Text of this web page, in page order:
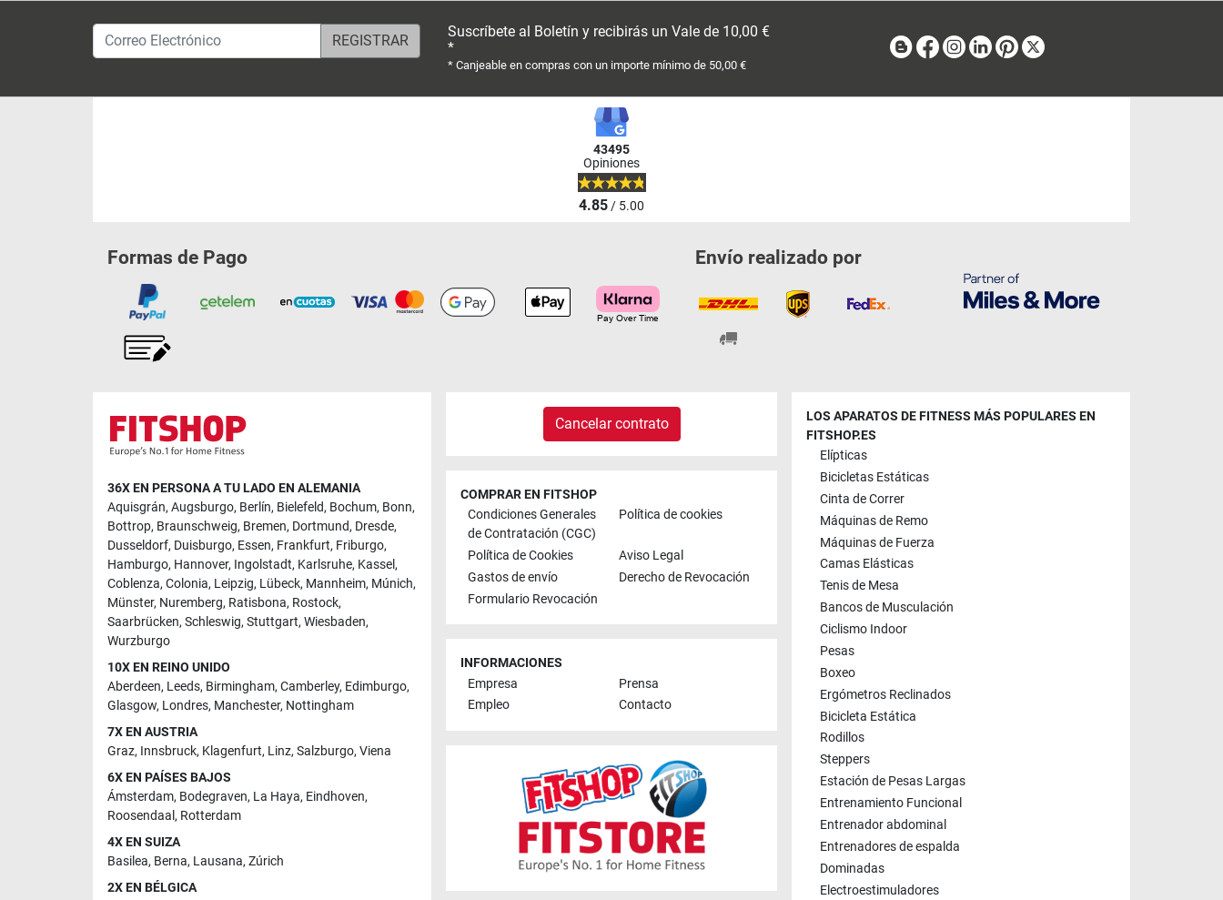
Correo Electrónico
Suscríbete al Boletín y recibirás un Vale de 10,00 €
*
* Canjeable en compras con un importe mínimo de 50,00 €
BlogFacebook
Instagram
LinkedinPinterest
43495
Opiniones
4.85/ 5.00
Formas de Pago Envío realizado por
36X EN PERSONA A TU LADO EN ALEMANIA
Aquisgrán, Augsburgo, Berlín, Bielefeld, Bochum, Bonn,
Bottrop, Braunschweig, Bremen, Dortmund, Dresde,
Dusseldorf, Duisburgo, Essen, Frankfurt, Friburgo,
Hamburgo, Hannover, Ingolstadt, Karlsruhe, Kassel,
Coblenza, Colonia, Leipzig, Lübeck, Mannheim, Múnich,
Münster, Nuremberg, Ratisbona, Rostock,
Saarbrücken, Schleswig, Stuttgart, Wiesbaden,
Wurzburgo
10X EN REINO UNIDO
Aberdeen, Leeds, Birmingham, Camberley, Edimburgo,
Glasgow, Londres, Manchester, Nottingham
7X EN AUSTRIA
Graz, Innsbruck, Klagenfurt, Linz, Salzburgo, Viena
6X EN PAÍSES BAJOS
Ámsterdam, Bodegraven, La Haya, Eindhoven,
Roosendaal , Rotterdam
4X EN SUIZA
Basilea, Berna, Lausana, Zúrich
2X EN BÉLGICA
Cancelar contrato
COMPRAR EN FITSHOP
Condiciones Generales
de Contratación (CGC)
Política de cookies
Política de Cookies
Aviso Legal
Gastos de envío
Derecho de Revocación
Formulario Revocación
INFORMACIONES
Empresa
Prensa
Empleo
Contacto
LOS APARATOS DE FITNESS MÁS POPULARES EN
FITSHOP.ES
Elípticas
Bicicletas Estáticas
Cinta de Correr
Máquinas de Remo
Máquinas de Fuerza
Camas Elásticas
Tenis de Mesa
Bancos de Musculación
Ciclismo Indoor
Pesas
Boxeo
Ergómetros Reclinados
Bicicleta Estática
Rodillos
Steppers
Estación de Pesas Largas
Entrenamiento Funcional
Entrenador abdominal
Entrenadores de espalda
Dominadas
Electroestimuladores